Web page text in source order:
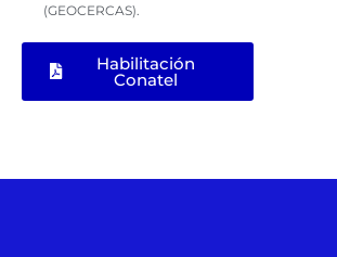
(GEOCERCAS).
Habilitación
Conatel